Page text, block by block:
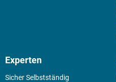
Experten
Sicher Selbstständig